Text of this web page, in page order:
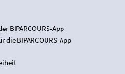
BIPARCOURS-App
die BIPARCOURS-App